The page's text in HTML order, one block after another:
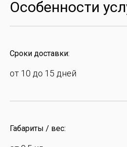
Особенности
Сроки доставки:
от 10 до 15 дней
Габариты / вес: